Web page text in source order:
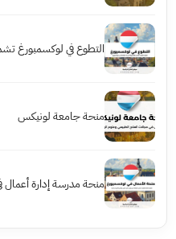
التطوع في لوكسمبورغ
منحة جامعة لونيكس
منحة مدرسة إدارة أعمال